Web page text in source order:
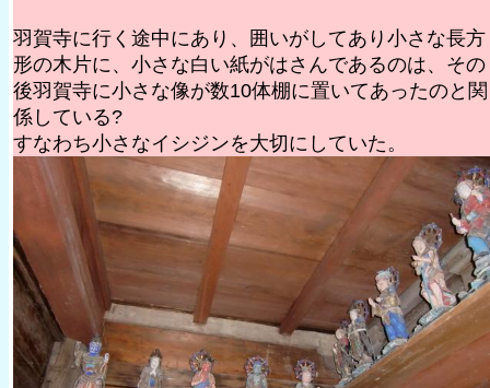
羽賀寺に行く途中にあり、囲いがしてあり小さな長方
形の木片に、小さな白い紙がはさんであるのは、その
後羽賀寺に小さな像が数10体棚に置いてあったのと関
係している?
すなわち小さなイシジンを大切にしていた。